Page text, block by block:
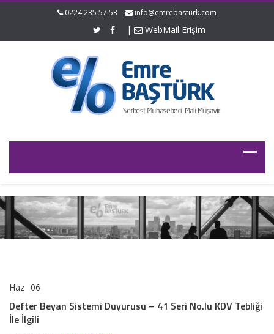
0224 235 57 53 info@emrebasturk.com
| WebMail Erişim
Haz 06
Sistemi
Defter Beyan Sistemi Duyurusu – 41 Seri No.lu KDV Tebliği
İle İlgili